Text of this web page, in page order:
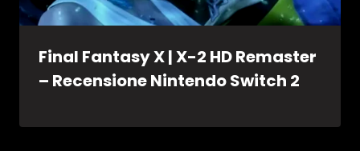
Final Fantasy X | X-2 HD Remaster
– Recensione Nintendo Switch 2